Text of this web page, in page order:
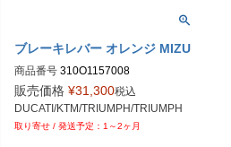
ブレーキレバー オレンジ MIZU
商品番号 310O1157008
販売価格 ¥31,300税込
DUCATI/KTM/TRIUMPH/TRIUMPH
1～2ヶ月